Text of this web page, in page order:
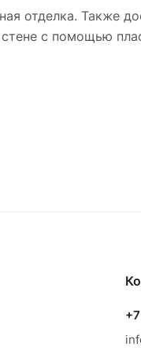
отделка. Также
стене с помощью